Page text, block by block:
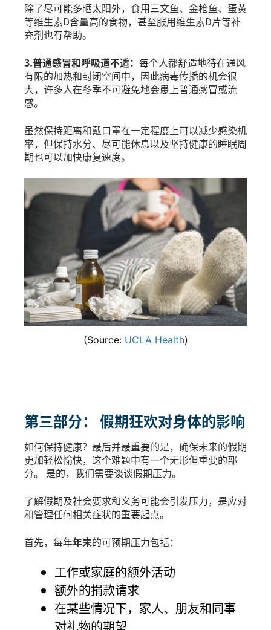
除了尽可能多晒太阳外，食用三文鱼、金枪鱼、蛋黄
等维生素D含量高的食物，甚至服用维生素D片等补
充剂也有帮助。
3.普通感冒和呼吸道不适： 每个人都舒适地待在通风
有限的加热和封闭空间中，因此病毒传播的机会很
大，许多人在冬季不可避免地会患上普通感冒或流
感。
虽然保持距离和戴口罩在一定程度上可以减少感染机
率，但保持水分、尽可能休息以及坚持健康的睡眠周
期也可以加快康复速度。
(Source: UCLA Health)
第三部分： 假期狂欢对身体的影响
如何保持健康？最后并最重要的是，确保未来的假期
更加轻松愉快，这个难题中有一个无形但重要的部
分。 是的，我们需要谈谈假期压力。
了解假期及社会要求和义务可能会引发压力，是应对
和管理任何相关症状的重要起点。
首先，每年年末的可预期压力包括：
工作或家庭的额外活动
额外的捐款请求
在某些情况下，家人、朋友和同事
对礼物的期望